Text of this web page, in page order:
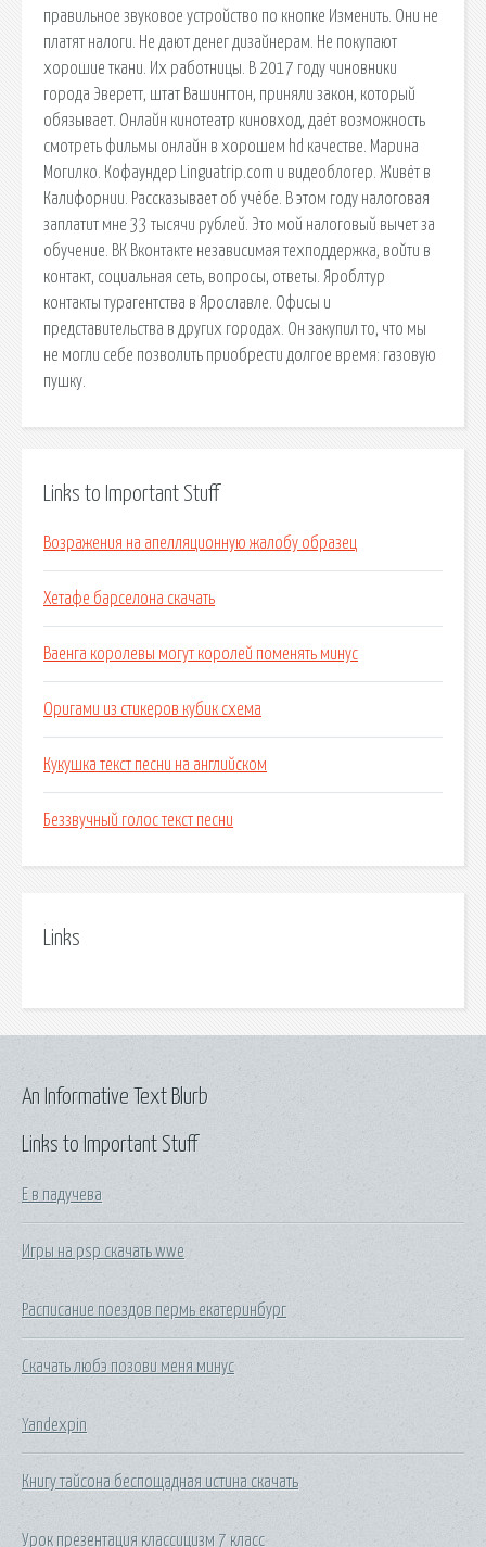
правильное звуковое устройство по кнопке Изменить. Они не
платят налоги. Не дают денег дизайнерам. Не покупают
хорошие ткани. Их работницы. В 2017 году чиновники
города Эверетт, штат Вашингтон, приняли закон, который
обязывает. Онлайн кинотеатр киновход, даёт возможность
смотреть фильмы онлайн в хорошем hd качестве. Марина
Могилко. Кофаундер Linguatrip.com и видеоблогер. Живёт в
Калифорнии. Рассказывает об учёбе. В этом году налоговая
заплатит мне 33 тысячи рублей. Это мой налоговый вычет за
обучение. ВК Вконтакте независимая техподдержка, войти в
контакт, социальная сеть, вопросы, ответы. Яроблтур
контакты турагентства в Ярославле. Офисы и
представительства в других городах. Он закупил то, что мы
не могли себе позволить приобрести долгое время: газовую
пушку.
Links to Important Stuff
Возражения на апелляционную жалобу образец
Хетафе барселона скачать
Ваенга королевы могут королей поменять минус
Оригами из стикеров кубик схема
Кукушка текст песни на английском
Беззвучный голос текст песни
Links
Links to Important Stuff
Е в падучева
Игры на psp скачать wwe
Расписание поездов пермь екатеринбург
Скачать любэ позови меня минус
Yandexpin
Книгу тайсона беспощадная истина скачать
Урок презентация классицизм 7 класс
An Informative Text Blurb